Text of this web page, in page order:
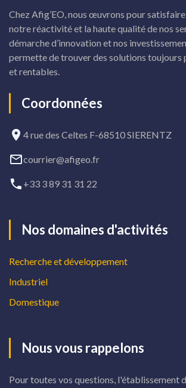
Chez Afig’EO, nous œuvrons pour
notre réactivité et la haute qualité de nos
démarche d’innovation et nos
permette de trouver des solutions toujours
et rentables.
Coordonnées
4 rue des Celtes F-68510 SIERENTZ
courrier@afigeo.fr
+33 3 89 31 31 22
Nos domaines d'activités
Recherche et développement
Industriel
Domestique
Nous vous rappelons
Pour toutes vos questions, l'établissement